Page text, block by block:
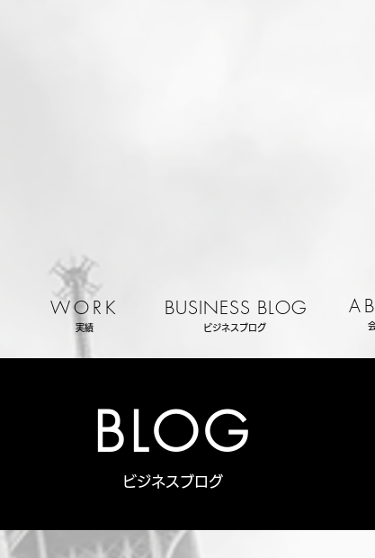
WORK
実績
BUSINESS BLOG
ビジネスブログ
BLOG
ビジネスブログ